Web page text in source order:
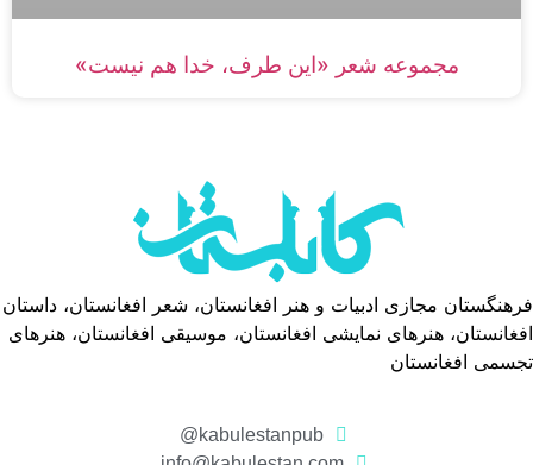
مجموعه شعر «این طرف، خدا هم نیست»
فرهنگستان مجازی ادبیات و هنر افغانستان، شعر افغانستان، داستان
افغانستان، هنرهای نمایشی افغانستان، موسیقی افغانستان، هنرهای
تجسمی افغانستان
kabulestanpub@